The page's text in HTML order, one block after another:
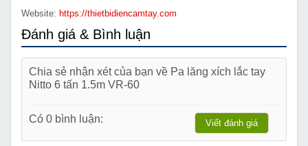
Website: https://thietbidiencamtay.com
Đánh giá & Bình luận
Chia sẻ nhận xét của bạn về Pa lăng xích lắc tay
Nitto 6 tấn 1.5m VR-60
Có 0 bình luận: Viết đánh giá